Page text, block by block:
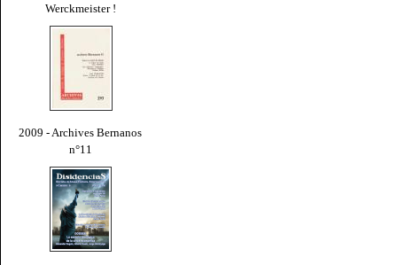
Werckmeister !
2009 - Archives Bernanos
n°11